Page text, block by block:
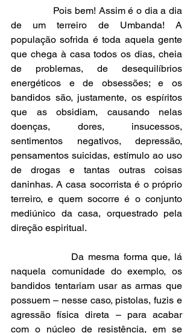
de um terreiro de Umbanda! A
população sofrida é toda aquela gente
que chega à casa todos os dias, cheia
de problemas, de desequilíbrios
energéticos e de obsessões; e os
bandidos são, justamente, os espíritos
que as obsidiam, causando nelas
doenças, dores, insucessos,
sentimentos negativos, depressão,
pensamentos suicidas, estímulo ao uso
de drogas e tantas outras coisas
daninhas. A casa socorrista é o próprio
terreiro, e quem socorre é o conjunto
mediúnico da casa, orquestrado pela
direção espiritual.
naquela comunidade do exemplo, os
bandidos tentariam usar as armas que
possuem – nesse caso, pistolas, fuzis e
agressão física direta – para acabar
com o núcleo de resistência, em se